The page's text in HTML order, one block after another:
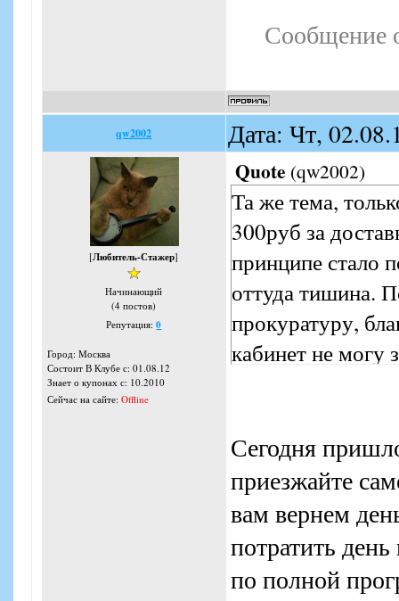
Сообщение
qw2002 Дата: Чт,
[Любитель-Стажер]
Начинающий
(4 постов)
Репутация:0
Город: Москва
Состоит В Клубе с: 01.08.12
Знает о купонах с: 10.2010
Сейчас на сайте: Offline
Quote (qw2002)
Та же тема,
300руб за
принципе стало
оттуда тишина.
прокуратуру,
кабинет не могу
Сегодня
приезжайте
вам вернем
потратить
по полной